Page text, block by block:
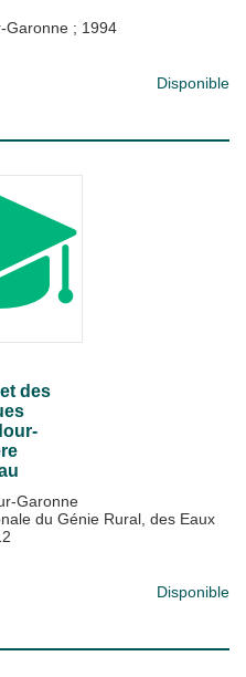
Garonne ; 1994
Disponible
des
Garonne
du Génie Rural, des Eaux
Disponible